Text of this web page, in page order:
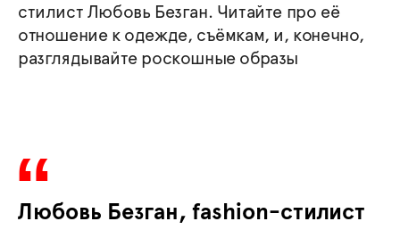
стилист Любовь Безган. Читайте про её
отношение к одежде, съёмкам, и, конечно,
разглядывайте роскошные образы
Любовь Безган, fashion-стилист